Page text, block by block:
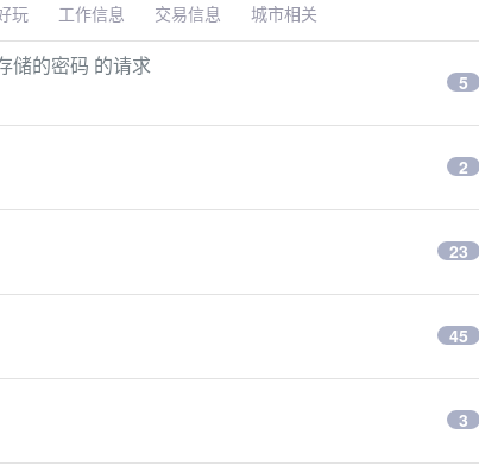
玩 工作信息 交易信息 城市相关
储的密码 的请求
5
2
23
45
3